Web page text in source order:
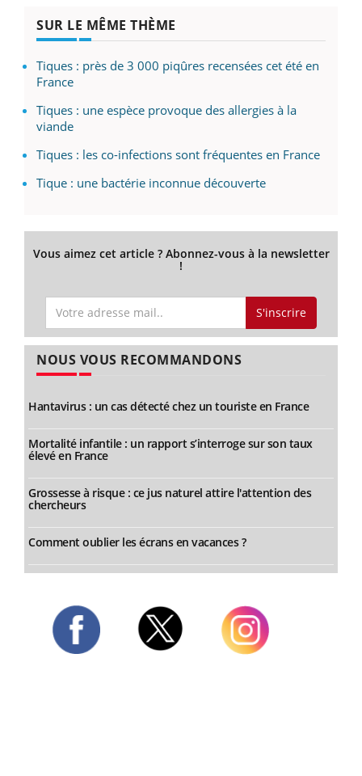
SUR LE MÊME THÈME
Tiques : près de 3 000 piqûres recensées cet été en
France
Tiques : une espèce provoque des allergies à la
viande
Tiques : les co-infections sont fréquentes en France
Tique : une bactérie inconnue découverte
Vous aimez cet article ? Abonnez-vous à la newsletter
!
S'inscrire
NOUS VOUS RECOMMANDONS
Hantavirus : un cas détecté chez un touriste en France
Mortalité infantile : un rapport s’interroge sur son taux
élevé en France
Grossesse à risque : ce jus naturel attire l'attention des
chercheurs
Comment oublier les écrans en vacances ?